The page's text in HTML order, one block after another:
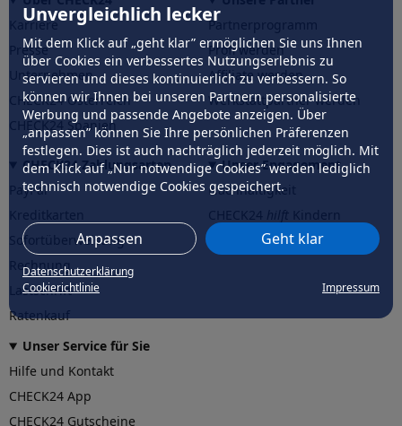
Unvergleichlich lecker
Mit dem Klick auf „geht klar” ermöglichen Sie uns Ihnen
über Cookies ein verbessertes Nutzungserlebnis zu
servieren und dieses kontinuierlich zu verbessern. So
können wir Ihnen bei unseren Partnern personalisierte
Werbung und passende Angebote anzeigen. Über
„anpassen” können Sie Ihre persönlichen Präferenzen
festlegen. Dies ist auch nachträglich jederzeit möglich. Mit
dem Klick auf „Nur notwendige Cookies” werden lediglich
technisch notwendige Cookies gespeichert.
Anpassen Geht klar
Datenschutzerklärung
Cookierichtlinie
Impressum
Karriere
Presse
Unternehmen
CHECK24 Österreich
CHECK24 Spanien
Partnerprogramm
Profi werden
Affiliate werden
Werkstattpartner werden
CHECK24 Zahlungsarten
PayPal
Sofortüberweisung
Rechnung
Lastschrift
Ratenkauf
Unser Engagement
Nachhaltigkeit
CHECK24hilftder Natur
Unser Service für Sie
Hilfe und Kontakt
CHECK24 App
CHECK24 Gutscheine